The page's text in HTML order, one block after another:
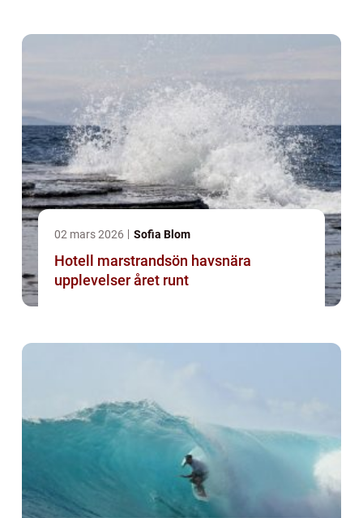
02 mars 2026 Sofia Blom
Hotell marstrandsön havsnära
upplevelser året runt